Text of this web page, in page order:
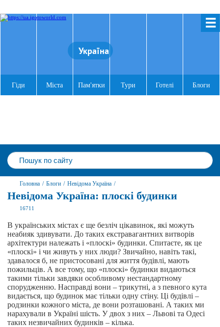
☰
Україна
Гіди Міста Пам'ятки Тури Готелі Блоги
Головна / Блоги / Невідома Україна /
Невідома Україна: плоскі будинки
16711
В українських містах є ще безліч цікавинок, які можуть
неабияк здивувати. До таких екстравагантних витворів
архітектури належать і «плоскі» будинки. Спитаєте, як це
«плоскі» і чи живуть у них люди? Звичайно, навіть такі,
здавалося б, не пристосовані для життя будівлі, мають
пожильців. А все тому, що «плоскі» будинки видаються
такими тільки завдяки особливому нестандартному
спорудженню. Насправді вони – трикутні, а з певного кута
видається, що будинок має тільки одну стіну. Ці будівлі –
родзинки кожного міста, де вони розташовані. А таких ми
нарахували в Україні шість. У двох з них – Львові та Одесі
таких незвичайних будинків – кілька.